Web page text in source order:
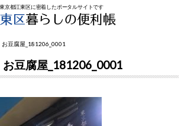
東京都江東区に密着したポータルサイトです
お豆腐屋_181206_0001
お豆腐屋_181206_0001